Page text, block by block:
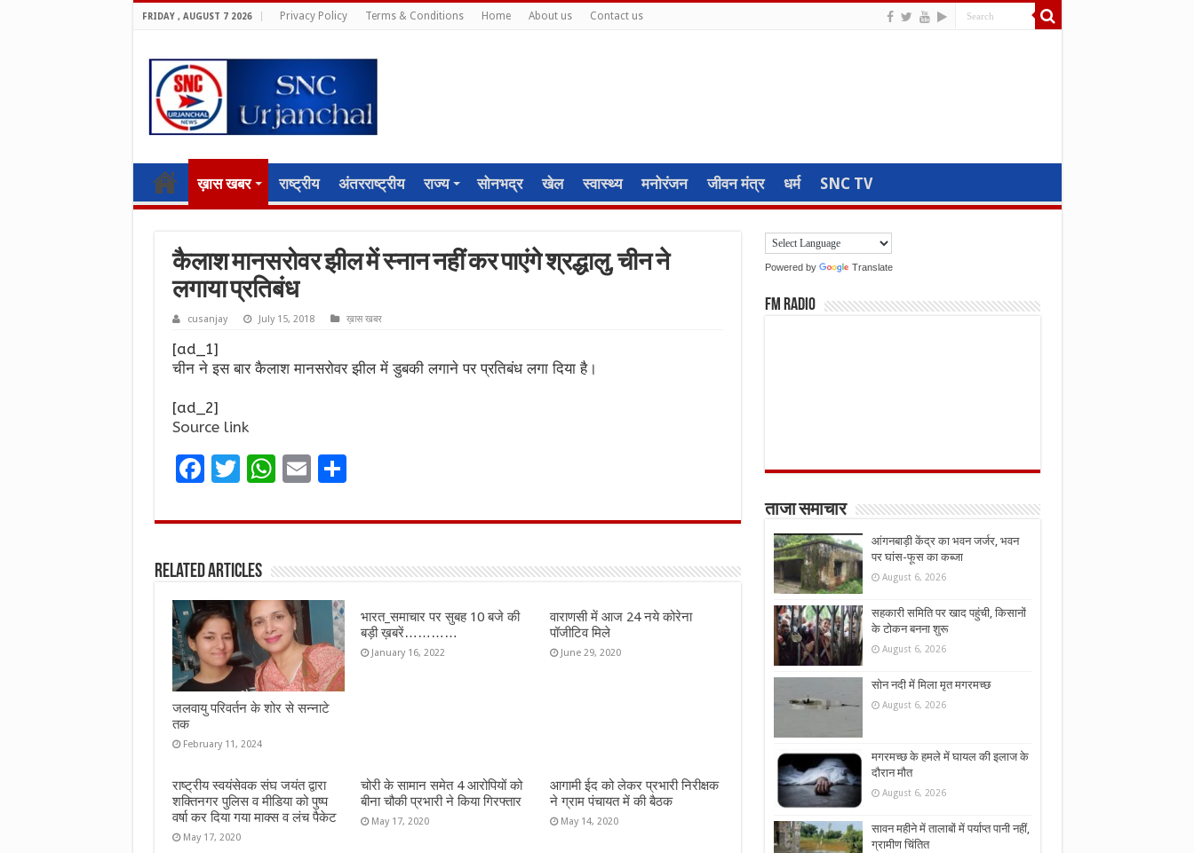
FRIDAY , AUGUST 7 2026 Privacy Policy Terms & Conditions Home About us Contact us
ख़ास खबर राष्ट्रीय अंतरराष्ट्रीय राज्य सोनभद्र खेल स्वास्थ्य मनोरंजन जीवन मंत्र धर्म SNC TV
कैलाश मानसरोवर झील में स्नान नहीं कर पाएंगे श्रद्धालु, चीन ने
लगाया प्रतिबंध
cusanjay July 15, 2018 ख़ास खबर
[ad_1]
चीन ने इस बार कैलाश मानसरोवर झील में डुबकी लगाने पर प्रतिबंध लगा दिया है।
[ad_2]
Source link
F
ce
o
o
k
T
it
r
W
at
A
p
p
E
ai
S
ar
Related Articles
जलवायु परिवर्तन के शोर से सन्नाटे
तक
February 11, 2024
भारत_समाचार पर सुबह 10 बजे की
बड़ी ख़बरें…………
January 16, 2022
वाराणसी में आज 24 नये कोरेना
पॉजीटिव मिले
June 29, 2020
राष्ट्रीय स्वयंसेवक संघ जयंत द्वारा
शक्तिनगर पुलिस व मीडिया को पुष्प
वर्षा कर दिया गया माक्स व लंच पैकेट
May 17, 2020
चोरी के सामान समेत 4 आरोपियों को
बीना चौकी प्रभारी ने किया गिरफ्तार
May 17, 2020
आगामी ईद को लेकर प्रभारी निरीक्षक
ने ग्राम पंचायत में की बैठक
May 14, 2020
Powered by Translate
FM Radio
ताजा समाचार
आंगनबाड़ी केंद्र का भवन जर्जर, भवन
पर घांस-फूस का कब्जा
August 6, 2026
सहकारी समिति पर खाद पहुंची, किसानों
के टोकन बनना शुरू
August 6, 2026
सोन नदी में मिला मृत मगरमच्छ
August 6, 2026
मगरमच्छ के हमले में घायल की इलाज के
दौरान मौत
August 6, 2026
सावन महीने में तालाबों में पर्याप्त पानी नहीं,
ग्रामीण चिंतित